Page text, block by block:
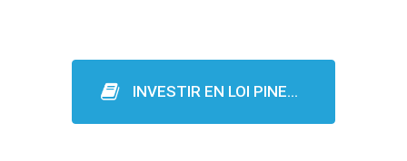
INVESTIR EN LOI PINE…